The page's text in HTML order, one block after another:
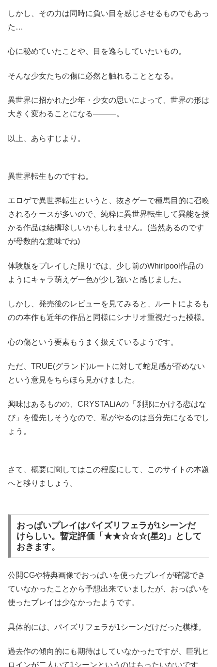
しかし、その力は同時に負い目を感じさせるものでもあっ
た…
心に秘めていたことや、目を逸らしていたいもの。
そんな少女たちの傷に必然と触れることとなる。
異世界に招かれた少年・少女の思いによって、世界の形は
大きく変わることになる―――。
以上、あらすじより。
異世界転生ものですね。
エロゲで異世界転生というと、抜きゲーで種馬目的に召喚
されるケースが多いので、純粋に異世界転生して異能を授
かる作品は結構珍しいかもしれません。(当然あるのです
が母数的な意味でね)
体験版をプレイした限りでは、少し前のWhirlpool作品の
ようにキャラ萌えゲー色が少し強いと感じました。
しかし、発売後のレビューを見てみると、ルートによるも
のの本作も近年の作品と同様にシナリオ重視だった模様。
心の傷という要素もうまく扱えているようです。
ただ、TRUE(グランド)ルートに対して蛇足感が否めない
という意見をちらほら見かけました。
興味はあるものの、CRYSTALiAの「刹那にかける恋はな
び」を優先しそうなので、私がやるのは当分先になるでし
ょう。
さて、概要に関してはこの程度にして、このサイトの本題
へと移りましょう。
おっぱいプレイはパイズリフェラが1シーンだ
けらしい。暫定評価「★★☆☆☆(星2)」として
おきます。
公開CGや特典画像でおっぱいを使ったプレイが確認でき
ていなかったことから予想出来ていましたが、おっぱいを
使ったプレイは少なかったようです。
具体的には、パイズリフェラが1シーンだけだった模様。
過去作の傾向的にも期待はしていなかったですが、巨乳ヒ
ロインが二人いて1シーンというのはもったいないです